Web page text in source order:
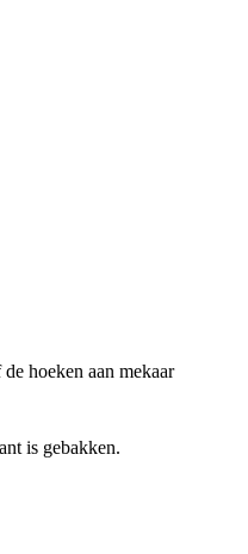
hoeken aan mekaar
is gebakken.